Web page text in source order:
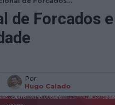
de Forcados
Por:
Hugo Calado